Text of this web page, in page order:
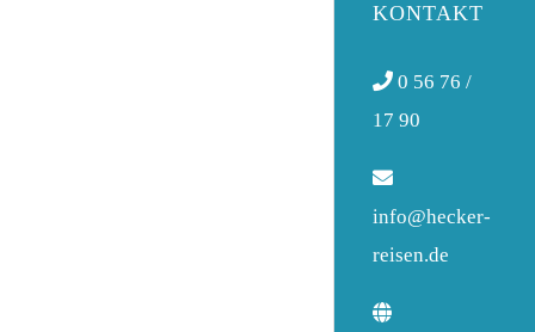
KONTAKT
0 56 76 /
17 90
info@hecker-
reisen.de